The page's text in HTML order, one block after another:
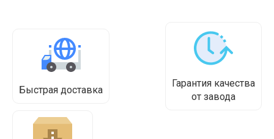
Быстрая доставка
Гарантия качества
от завода